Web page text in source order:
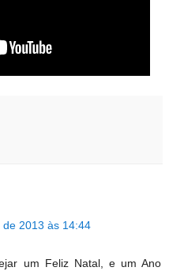
2013 às 14:44
um Feliz Natal, e um Ano